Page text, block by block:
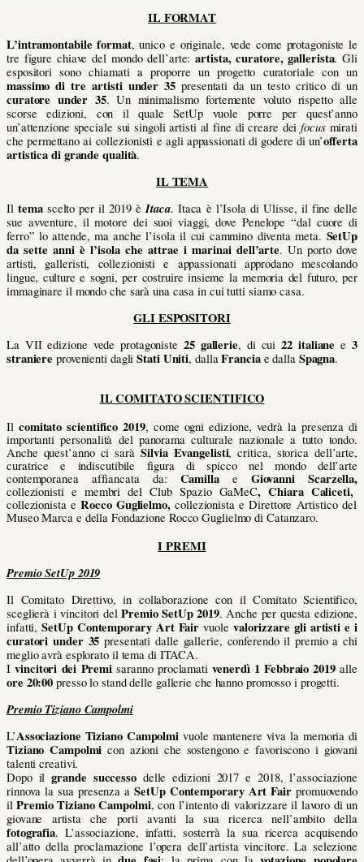
IL FORMAT
L’intramontabile format, unico e originale, vede come protagoniste le
tre figure chiave del mondo dell’arte:artista, curatore, gallerista. Gli
espositori sono chiamati a proporre un progetto curatoriale con un
massimo di tre artisti under 35 presentati da un testo critico di un
curatore under 35. Un minimalismo fortemente voluto rispetto alle
scorse edizioni, con il quale SetUp vuole porre per quest’anno
un’attenzione speciale sui singoli artisti al fine di creare deifocusmirati
che permettano ai collezionisti e agli appassionati di godere di un’offerta
artistica di grande qualità.
IL TEMA
Iltemascelto per il 2019 èItaca. Itaca è l’Isola di Ulisse, il fine delle
sue avventure, il motore dei suoi viaggi, dove Penelope “dal cuore di
ferro” lo attende, ma anche l’isola il cui cammino diventa meta. SetUp
da sette anni è l’isola che attrae i marinai dell’arte. Un porto dove
artisti, galleristi, collezionisti e appassionati approdano mescolando
lingue, culture e sogni, per costruire insieme la memoria del futuro, per
immaginare il mondo che sarà una casa in cui tutti siamo casa.
GLI ESPOSITORI
La VII edizione vede protagoniste 25 gallerie, di cui22 italiane e3
straniere provenienti dagliStati Uniti, dallaFranciae dalla Spagna.
IL COMITATO SCIENTIFICO
Il comitato scientifico 2019, come ogni edizione, vedrà la presenza di
importanti personalità del panorama culturale nazionale a tutto tondo.
Anche quest’anno ci saràSilvia Evangelisti, critica, storica dell’arte,
curatrice e indiscutibile figura di spicco nel mondo dell’arte
contemporanea affiancata da: Camilla e Giovanni Scarzella,
collezionisti e membri del Club Spazio GaMeC, Chiara Caliceti,
collezionista eRocco Guglielmo,collezionista e Direttore Artistico del
Museo Marca e della Fondazione Rocco Guglielmo di Catanzaro.
I PREMI
Premio SetUp 2019
Il Comitato Direttivo, in collaborazione con il Comitato Scientifico,
sceglierà i vincitori delPremio SetUp 2019. Anche per questa edizione,
infatti, SetUp Contemporary Art Fairvuole valorizzare gli artisti e i
curatori under 35 presentati dalle gallerie, conferendo il premio a chi
meglio avrà esplorato il tema di ITACA.
Ivincitori dei Premi saranno proclamativenerdì 1 Febbraio 2019 alle
ore 20:00 presso lo stand delle gallerie che hanno promosso i progetti.
Premio Tiziano Campolmi
L’Associazione Tiziano Campolmi vuole mantenere viva la memoria di
Tiziano Campolmi con azioni che sostengono e favoriscono i giovani
talenti creativi.
Dopo ilgrande successodelle edizioni 2017 e 2018, l’associazione
rinnova la sua presenza aSetUp Contemporary Art Fair promuovendo
ilPremio Tiziano Campolmi, con l’intento di valorizzare il lavoro di un
giovane artista che porti avanti la sua ricerca nell’ambito della
fotografia. L’associazione, infatti, sosterrà la sua ricerca acquisendo
all’atto della proclamazione l’opera dell’artista vincitore. La selezione